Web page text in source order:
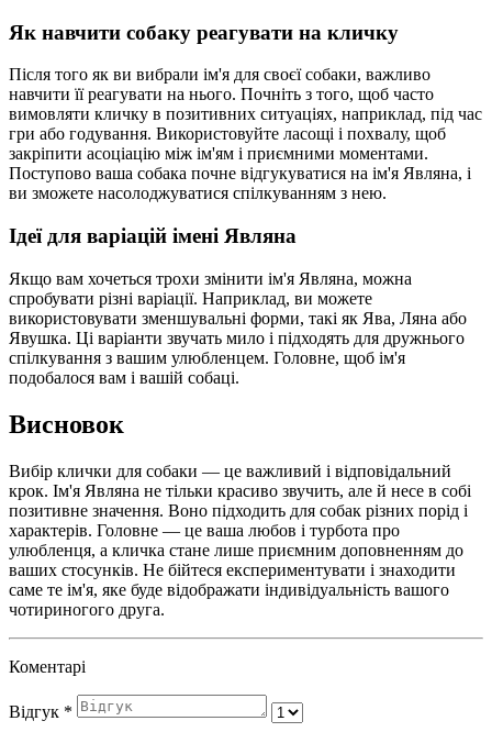
Як навчити собаку реагувати на кличку
Після того як ви вибрали ім'я для своєї собаки, важливо
навчити її реагувати на нього. Почніть з того, щоб часто
вимовляти кличку в позитивних ситуаціях, наприклад, під час
гри або годування. Використовуйте ласощі і похвалу, щоб
закріпити асоціацію між ім'ям і приємними моментами.
Поступово ваша собака почне відгукуватися на ім'я Являна, і
ви зможете насолоджуватися спілкуванням з нею.
Ідеї для варіацій імені Являна
Якщо вам хочеться трохи змінити ім'я Являна, можна
спробувати різні варіації. Наприклад, ви можете
використовувати зменшувальні форми, такі як Ява, Ляна або
Явушка. Ці варіанти звучать мило і підходять для дружнього
спілкування з вашим улюбленцем. Головне, щоб ім'я
подобалося вам і вашій собаці.
Висновок
Вибір клички для собаки — це важливий і відповідальний
крок. Ім'я Являна не тільки красиво звучить, але й несе в собі
позитивне значення. Воно підходить для собак різних порід і
характерів. Головне — це ваша любов і турбота про
улюбленця, а кличка стане лише приємним доповненням до
ваших стосунків. Не бійтеся експериментувати і знаходити
саме те ім'я, яке буде відображати індивідуальність вашого
чотириногого друга.
Коментарі
Відгук *